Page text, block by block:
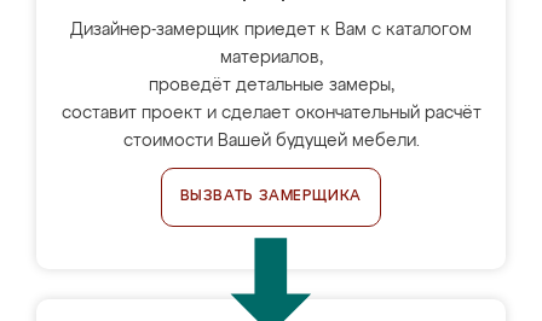
Дизайнер-замерщик приедет к Вам с каталогом
материалов,
проведёт детальные замеры,
составит проект и сделает окончательный расчёт
стоимости Вашей будущей мебели.
ВЫЗВАТЬ ЗАМЕРЩИКА